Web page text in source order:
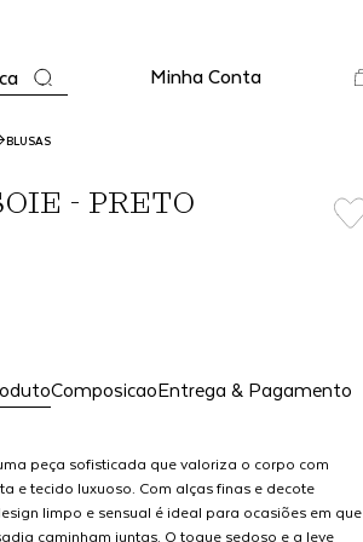
Minha Conta
BLUSAS
- PRETO
ComposicaoEntrega & Pagamento
peça sofisticada que valoriza o corpo com
e tecido luxuoso. Com alças finas e decote
limpo e sensual é ideal para ocasiões em que
caminham juntas. O toque sedoso e a leve